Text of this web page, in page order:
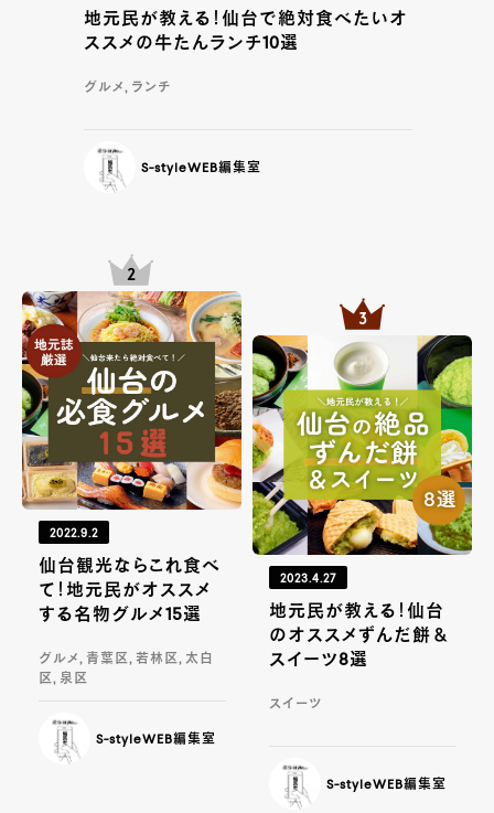
地元民が教える！仙台で絶対食べたいオ
ススメの牛たんランチ10選
グルメ, ランチ
S-styleWEB編集室
2022.9.2
仙台観光ならこれ食べ
て！地元民がオススメ
する名物グルメ15選
グルメ, 青葉区, 若林区, 太白
区, 泉区
S-styleWEB編集室
2023.4.27
地元民が教える！仙台
のオススメずんだ餅＆
スイーツ8選
スイーツ
S-styleWEB編集室